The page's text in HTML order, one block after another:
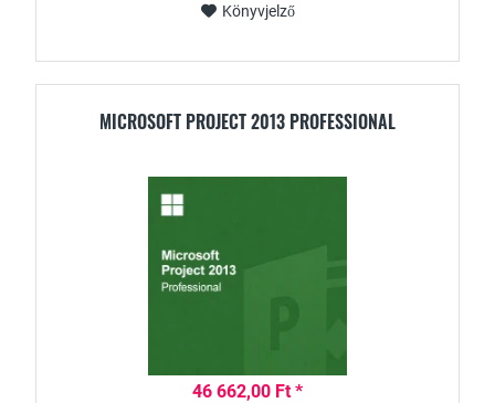
Könyvjelző
MICROSOFT PROJECT 2013 PROFESSIONAL
46 662,00 Ft *